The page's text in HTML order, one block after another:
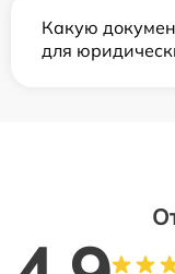
Какую
для